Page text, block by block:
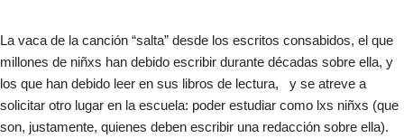
La vaca de la canción “salta” desde los escritos consabidos, el que
millones de niñxs han debido escribir durante décadas sobre ella, y
los que han debido leer en sus libros de lectura, y se atreve a
solicitar otro lugar en la escuela: poder estudiar como lxs niñxs (que
son, justamente, quienes deben escribir una redacción sobre ella).